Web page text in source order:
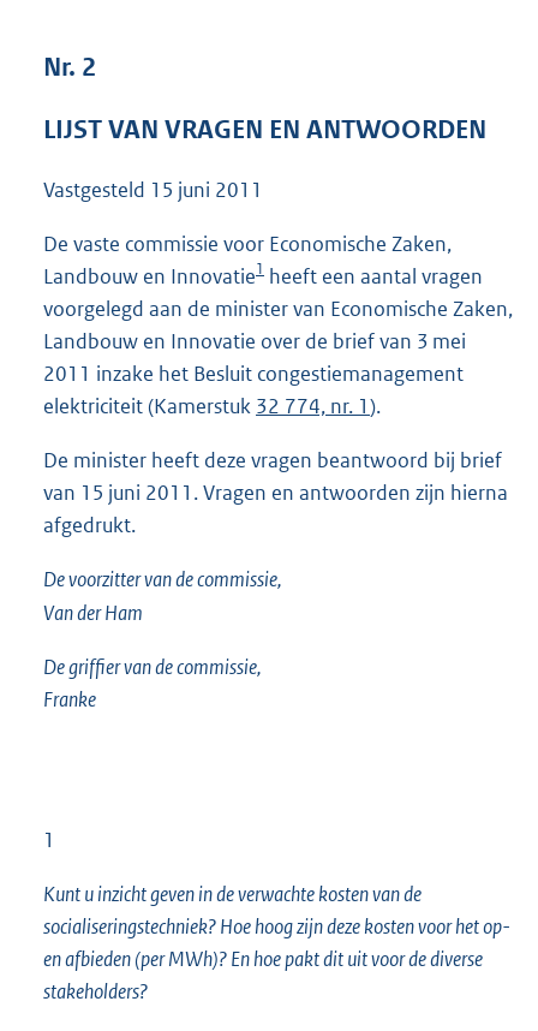
:
Nr. 2
LIJST VAN VRAGEN EN ANTWOORDEN
Vastgesteld 15 juni 2011
De vaste commissie voor Economische Zaken,
Landbouw en Innovatie1 heeft een aantal vragen
voorgelegd aan de minister van Economische Zaken,
Landbouw en Innovatie over de brief van 3 mei
2011 inzake het Besluit congestiemanagement
elektriciteit (Kamerstuk 32 774, nr. 1).
De minister heeft deze vragen beantwoord bij brief
van 15 juni 2011. Vragen en antwoorden zijn hierna
afgedrukt.
De voorzitter van de commissie,
Van der Ham
De griffier van de commissie,
Franke
1
Kunt u inzicht geven in de verwachte kosten van de
socialiseringstechniek? Hoe hoog zijn deze kosten voor het op-
en afbieden (per MWh)? En hoe pakt dit uit voor de diverse
stakeholders?